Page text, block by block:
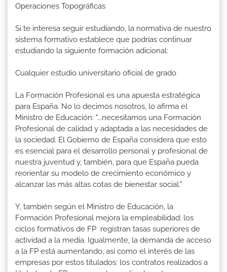
Operaciones Topográficas
Si te interesa seguir estudiando, la normativa de nuestro
sistema formativo establece que podrías continuar
estudiando la siguiente formación adicional:
Cualquier estudio universitario oficial de grado
La Formación Profesional es una apuesta estratégica
para España. No lo decimos nosotros, lo afirma el
Ministro de Educación: "...necesitamos una Formación
Profesional de calidad y adaptada a las necesidades de
la sociedad. El Gobierno de España considera que esto
es esencial para el desarrollo personal y profesional de
nuestra juventud y, también, para que España pueda
reorientar su modelo de crecimiento económico y
alcanzar las más altas cotas de bienestar social."
Y, también según el Ministro de Educación, la
Formación Profesional mejora la empleabilidad: los
ciclos formativos de FP registran tasas superiores de
actividad a la media. Igualmente, la demanda de acceso
a la FP está aumentando, así como el interés de las
empresas por estos titulados: los contratos realizados a